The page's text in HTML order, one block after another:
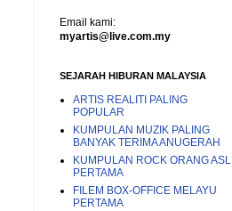
Email kami:
myartis@live.com.my
SEJARAH HIBURAN MALAYSIA
ARTIS REALITI PALING
POPULAR
KUMPULAN MUZIK PALING
BANYAK TERIMA ANUGERAH
KUMPULAN ROCK ORANG ASLI
PERTAMA
FILEM BOX-OFFICE MELAYU
PERTAMA